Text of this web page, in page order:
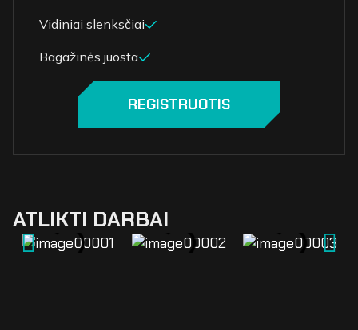
Vidiniai slenksčiai
Bagažinės juosta
REGISTRUOTIS
ATLIKTI DARBAI